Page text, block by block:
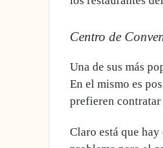
Centro de
Una de sus más
En el mismo es
prefieren contratar
Claro está que